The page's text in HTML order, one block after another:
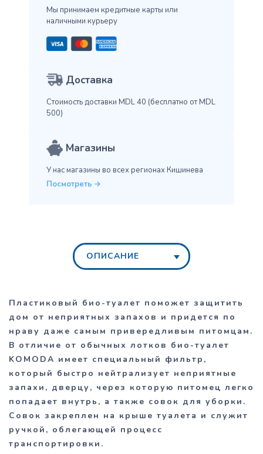
Мы принимаем кредитные карты или
наличными курьеру
Доставка
Стоимость доставки MDL 40 (бесплатно от MDL
500)
Магазины
У нас магазины во всех регионах Кишинева
Посмотреть
ОПИСАНИЕ
Пластиковый био-туалет поможет защитить
дом от неприятных запахов и придется по
нраву даже самым привередливым питомцам.
В отличие от обычных лотков био-туалет
KOMODA имеет специальный фильтр,
который быстро нейтрализует неприятные
запахи, дверцу, через которую питомец легко
попадает внутрь, а также совок для уборки.
Совок закреплен на крыше туалета и служит
ручкой, облегающей процесс
транспортировки.